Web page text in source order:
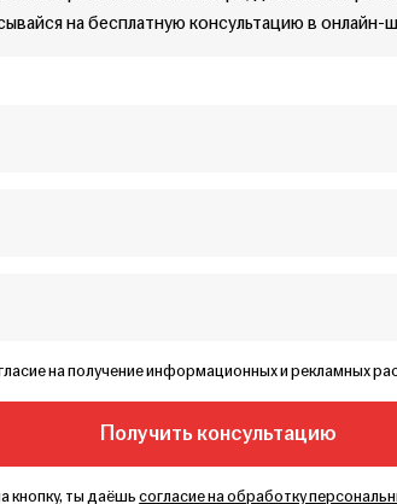
на бесплатную консультацию в
на получение информационных и рекламных
кнопку, ты даёшьсогласие на обработку